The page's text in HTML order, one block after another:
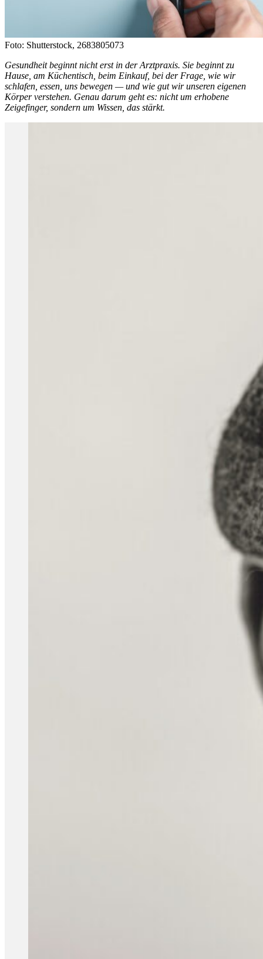
Foto: Shutterstock, 2683805073
Gesundheit beginnt nicht erst in der Arztpraxis. Sie beginnt zu
Hause, am Küchentisch, beim Einkauf, bei der Frage, wie wir
schlafen, essen, uns bewegen — und wie gut wir unseren eigenen
Körper verstehen. Genau darum geht es: nicht um erhobene
Zeigefinger, sondern um Wissen, das stärkt.